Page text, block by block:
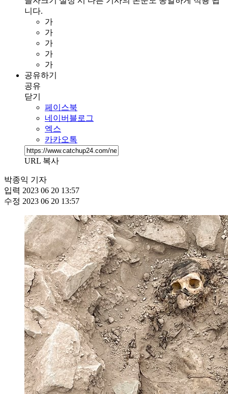
니다.
가
가
가
가
가
공유하기
공유
닫기
페이스북
네이버블로그
엑스
카카오톡
URL 복사
박종익 기자
입력 2023 06 20 13:57
수정 2023 06 20 13:57